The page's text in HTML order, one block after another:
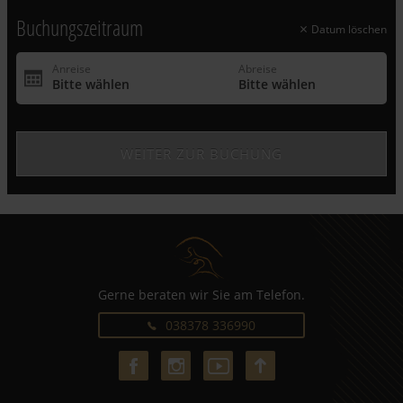
Buchungszeitraum Datum löschen
Gerne beraten wir Sie am Telefon.
038378 336990